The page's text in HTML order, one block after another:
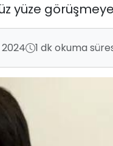
yüze
1 dk okuma